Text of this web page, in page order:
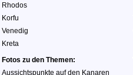
Rhodos
Korfu
Venedig
Kreta
Fotos zu den Themen:
Aussichtspunkte auf den Kanaren